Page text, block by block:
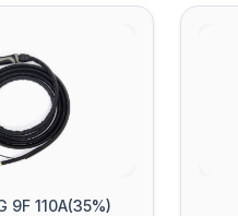
9F 110A(35%)